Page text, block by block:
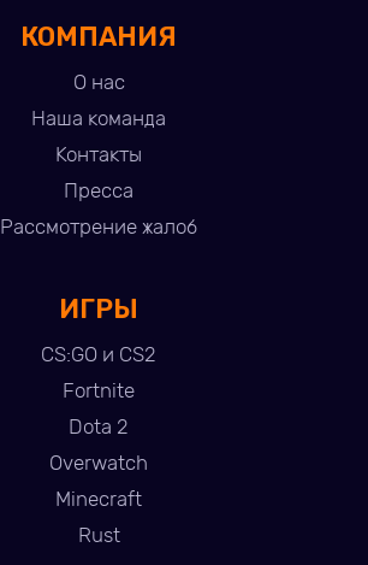
КОМПАНИЯ
О нас
Наша команда
Контакты
Пресса
Рассмотрение жалоб
ИГРЫ
CS:GO и CS2
Fortnite
Dota 2
Overwatch
Minecraft
Rust